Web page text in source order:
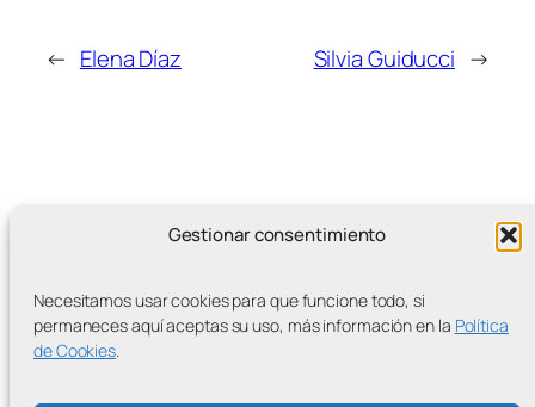
Gestionar consentimiento
Necesitamos usar cookies para que funcione todo, si
permaneces aquí aceptas su uso, más información en la Política
de Cookies.
← Elena Díaz Silvia Guiducci →
MÁS ENTRADAS
Contra la Criminalización de la Protesta Climática